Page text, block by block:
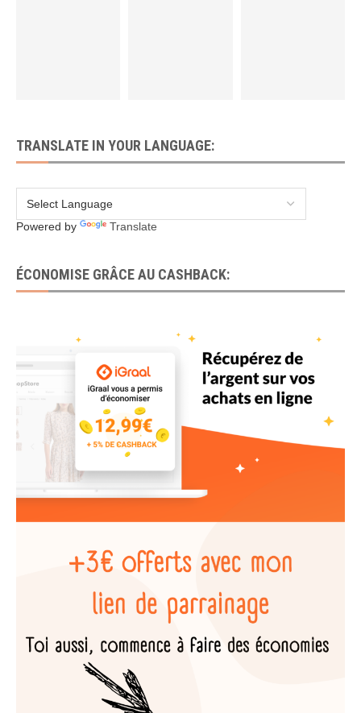
TRANSLATE IN YOUR LANGUAGE:
Powered by Translate
ÉCONOMISE GRÂCE AU CASHBACK: